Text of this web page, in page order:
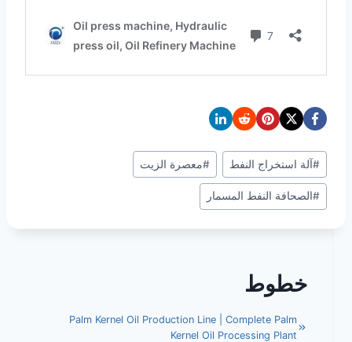
وسوم
المقال:
#آلة استخراج النفط #معصرة الزيت
#الصحافة النفط المسمار
خطوط
Palm Kernel Oil Production Line | Complete Palm
Kernel Oil Processing Plant